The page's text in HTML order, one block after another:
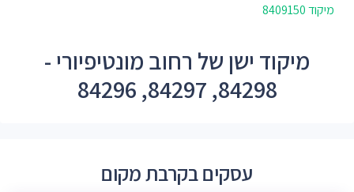
מיקוד 8409150
מיקוד ישן של רחוב מונטיפיורי -
84298, 84297, 84296
עסקים בקרבת מקום